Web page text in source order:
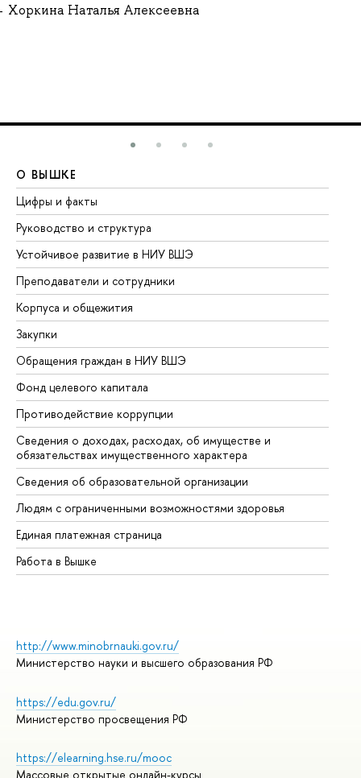
Хоркина Наталья Алексеевна
О ВЫШКЕ
Цифры и факты
Руководство и структура
Устойчивое развитие в НИУ ВШЭ
Преподаватели и сотрудники
Корпуса и общежития
Закупки
Обращения граждан в НИУ ВШЭ
Фонд целевого капитала
Противодействие коррупции
Сведения о доходах, расходах, об имуществе и
обязательствах имущественного характера
Сведения об образовательной организации
Людям с ограниченными возможностями здоровья
Единая платежная страница
Работа в Вышке
http://www.minobrnauki.gov.ru/
Министерство науки и высшего образования РФ
https://edu.gov.ru/
Министерство просвещения РФ
https://elearning.hse.ru/mooc
Массовые открытые онлайн-курсы